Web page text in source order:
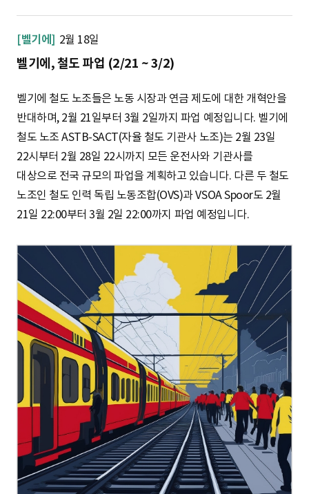
[벨기에] 2월 18일
벨기에, 철도 파업 (2/21 ~ 3/2)
벨기에 철도 노조들은 노동 시장과 연금 제도에 대한 개혁안을
반대하며, 2월 21일부터 3월 2일까지 파업 예정입니다. 벨기에
철도 노조 ASTB-SACT(자율 철도 기관사 노조)는 2월 23일
22시부터 2월 28일 22시까지 모든 운전사와 기관사를
대상으로 전국 규모의 파업을 계획하고 있습니다. 다른 두 철도
노조인 철도 인력 독립 노동조합(OVS)과 VSOA Spoor도 2월
21일 22:00부터 3월 2일 22:00까지 파업 예정입니다.